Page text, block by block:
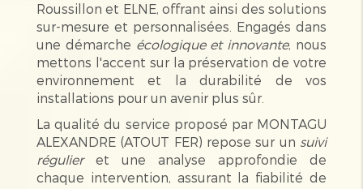
Roussillon et ELNE, offrant ainsi des solutions
sur-mesure et personnalisées. Engagés dans
une démarche écologique et innovante, nous
mettons l'accent sur la préservation de votre
environnement et la durabilité de vos
installations pour un avenir plus sûr.
La qualité du service proposé par MONTAGU
ALEXANDRE (ATOUT FER) repose sur un suivi
régulieret une analyse approfondie de
chaque intervention, assurant la fiabilité de